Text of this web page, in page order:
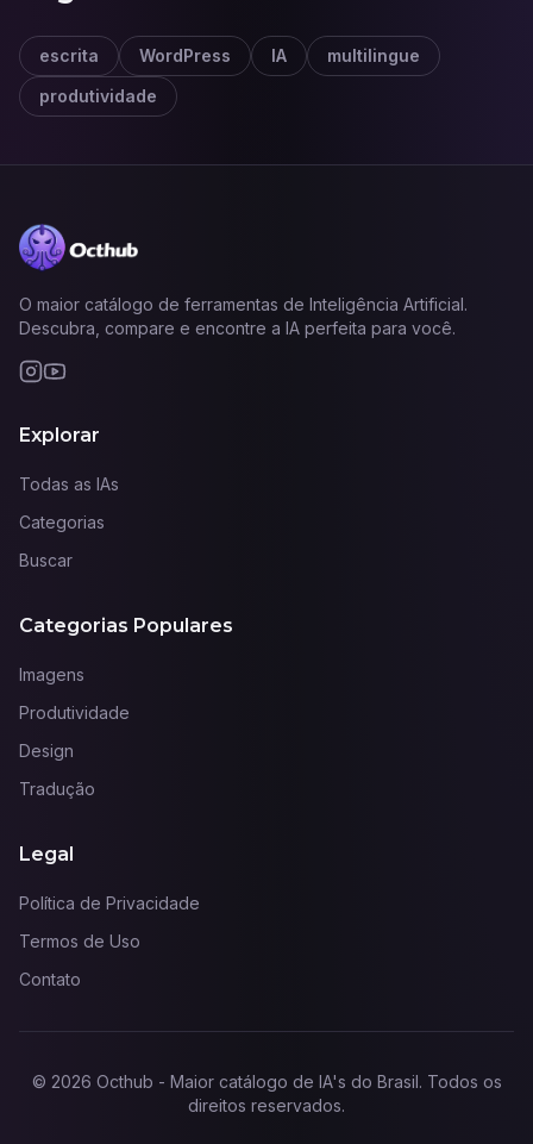
escrita WordPress IA
multilingue
produtividade
O maior catálogo de ferramentas de Inteligência Artificial.
Descubra, compare e encontre a IA perfeita para você.
Explorar
Todas as IAs
Categorias
Buscar
Categorias Populares
Imagens
Produtividade
Design
Tradução
Legal
Política de Privacidade
Termos de Uso
Contato
© 2026 Octhub - Maior catálogo de IA's do Brasil. Todos os
direitos reservados.